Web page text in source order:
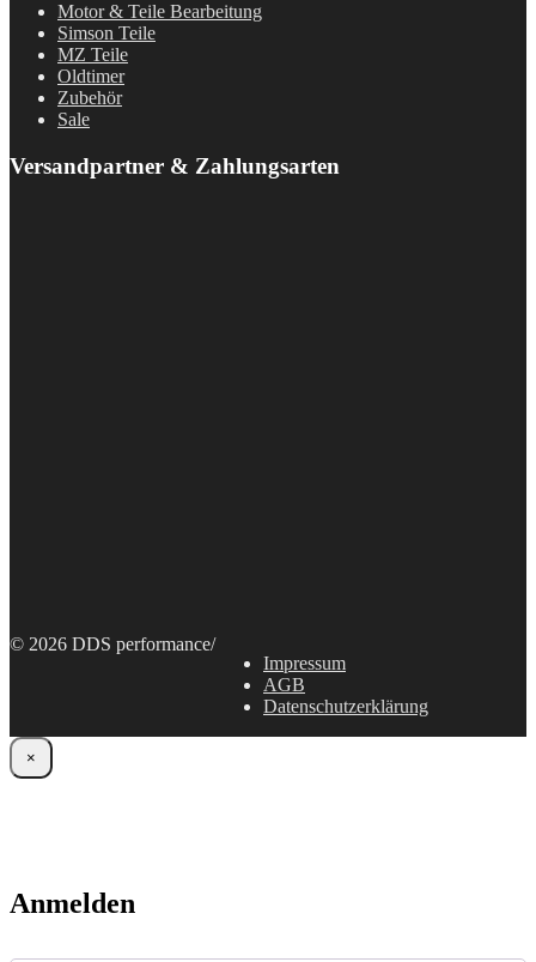
Motor & Teile Bearbeitung
Simson Teile
MZ Teile
Oldtimer
Zubehör
Sale
Versandpartner & Zahlungsarten
© 2026 DDS performance/
Impressum
AGB
Datenschutzerklärung
×
Anmelden